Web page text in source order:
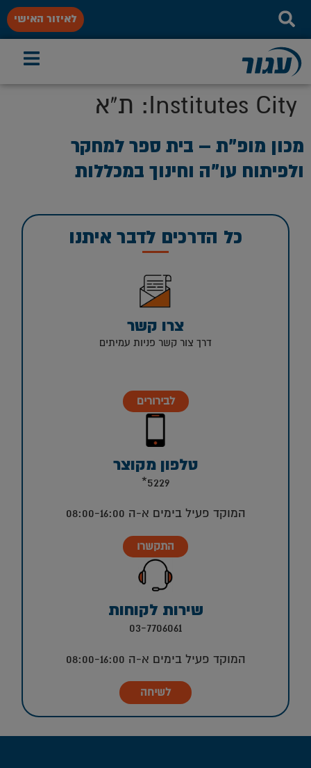
לאיזור האישי
Institutes City: ת"א
מכון מופ”ת – בית ספר למחקר
ולפיתוח עו”ה וחינוך במכללות
כל הדרכים לדבר איתנו
צרו קשר
דרך צור קשר פניות עמיתים
לבירורים
טלפון מקוצר
5229*
המוקד פעיל בימים א-ה 08:00-16:00
התקשרו
שירות לקוחות
03-7706061
המוקד פעיל בימים א-ה 08:00-16:00
לשיחה